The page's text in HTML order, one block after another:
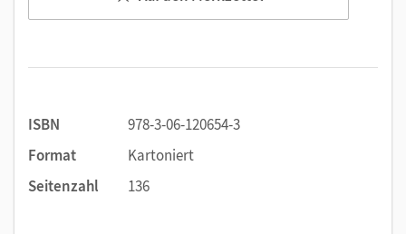
ISBN
978-3-06-120654-3
Format
Kartoniert
Seitenzahl
136